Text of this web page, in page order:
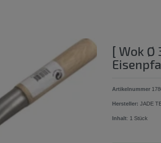
[ Wok Ø
Artikelnummer
Hersteller: JADE
Inhalt: 1 Stück